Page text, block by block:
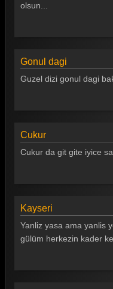
olsun...
Gonul dagi
Guzel dizi gonul dagi
Cukur
Cukur da git gite iyice
Kayseri
Yanliz yasa ama yanlis
gülüm herkezin kader